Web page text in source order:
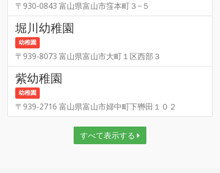
〒930-0843 富山県富山市窪本町３−５
堀川幼稚園
幼稚園
〒939-8073 富山県富山市大町１区西部３
紫幼稚園
幼稚園
〒939-2716 富山県富山市婦中町下轡田１０２
すべて表示する